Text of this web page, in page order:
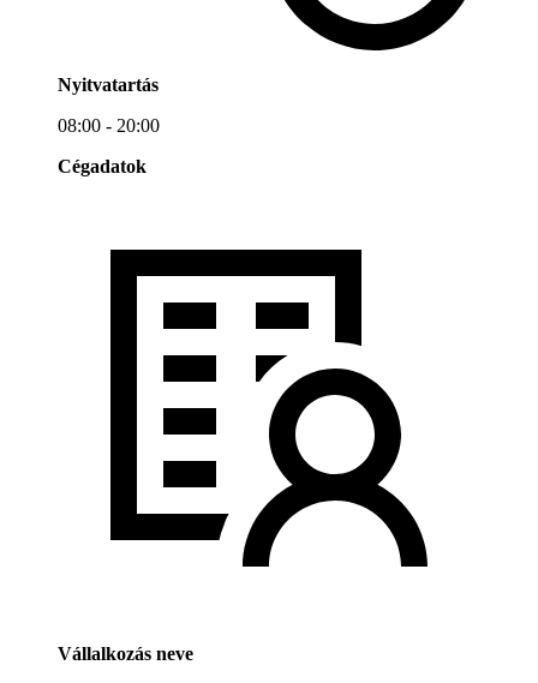
Nyitvatartás
08:00 - 20:00
Cégadatok
Vállalkozás neve